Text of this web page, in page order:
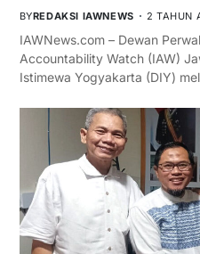
BYREDAKSI IAWNEWS 2 TAHUN
IAWNews.com – Dewan
Accountability Watch (IAW)
Istimewa Yogyakarta (DIY)